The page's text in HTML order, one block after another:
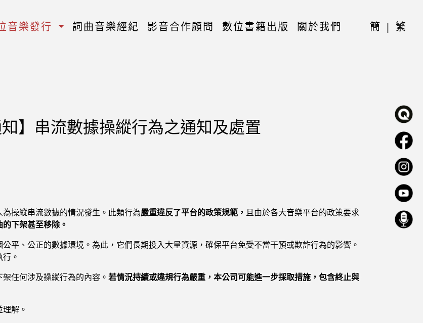
音樂發行 詞曲音樂經紀 影音合作顧問 數位書籍出版 關於我們 簡 | 繁
知】串流數據操縱行為之通知及處置
操縱串流數據的情況發生。此類行為嚴重違反了平台的政策規範， 且由於各大音樂平台的政策要求
下架甚至移除。
平、公正的數據環境。為此，它們長期投入大量資源，確保平台免受不當干預或欺詐行為的影響。
。
任何涉及操縱行為的內容。 若情況持續或違規行為嚴重，本公司可能進一步採取措施，包含終止與
解。